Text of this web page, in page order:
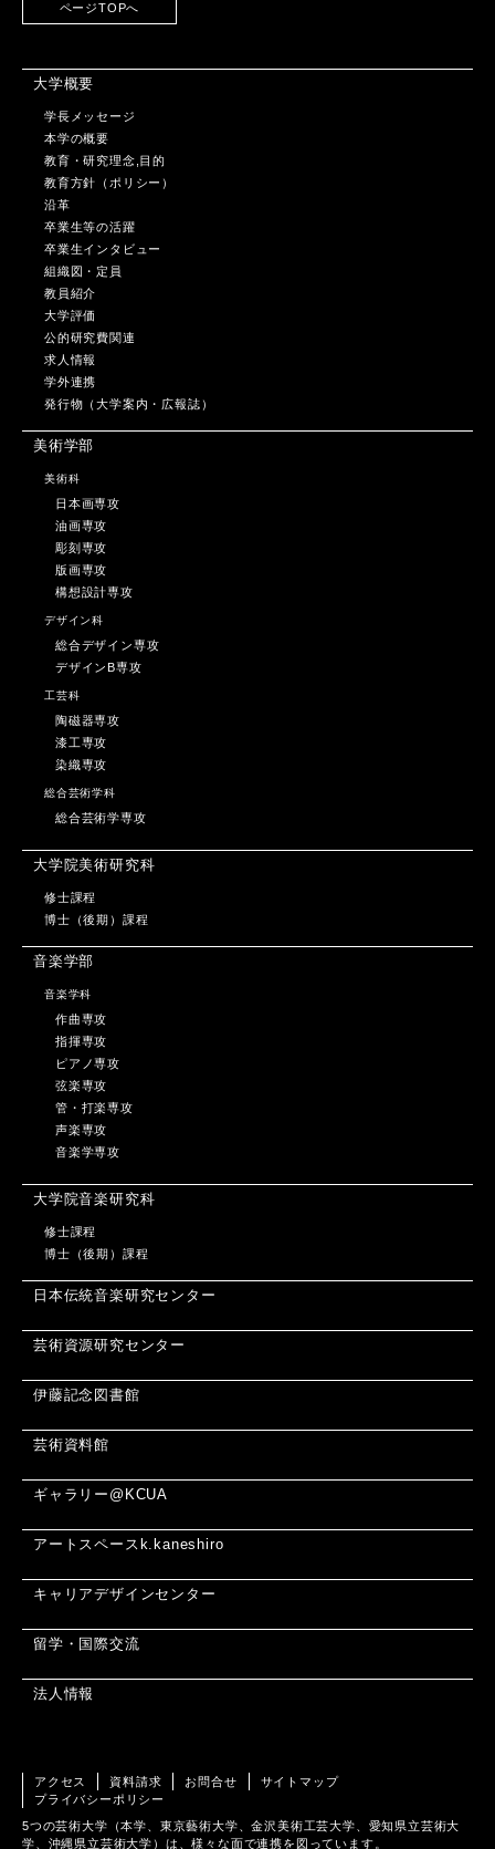
ページTOPへ
大学概要
学長メッセージ
本学の概要
教育・研究理念,目的
教育方針（ポリシー）
沿革
卒業生等の活躍
卒業生インタビュー
組織図・定員
教員紹介
大学評価
公的研究費関連
求人情報
学外連携
発行物（大学案内・広報誌）
美術学部
美術科
日本画専攻
油画専攻
彫刻専攻
版画専攻
構想設計専攻
デザイン科
総合デザイン専攻
デザインB専攻
工芸科
陶磁器専攻
漆工専攻
染織専攻
総合芸術学科
総合芸術学専攻
大学院美術研究科
修士課程
博士（後期）課程
音楽学部
音楽学科
作曲専攻
指揮専攻
ピアノ専攻
弦楽専攻
管・打楽専攻
声楽専攻
音楽学専攻
大学院音楽研究科
修士課程
博士（後期）課程
日本伝統音楽研究センター
芸術資源研究センター
伊藤記念図書館
芸術資料館
ギャラリー@KCUA
アートスペースk.kaneshiro
キャリアデザインセンター
留学・国際交流
法人情報
アクセス 資料請求 お問合せ
サイトマップ
プライバシーポリシー
5つの芸術大学（本学、東京藝術大学、金沢美術工芸大学、愛知県立芸術大
学、沖縄県立芸術大学）は、様々な面で連携を図っています。